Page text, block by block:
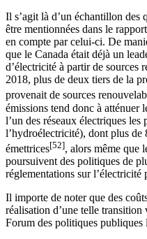
Il s’agit là d’un échantillon des
être mentionnées dans le
en compte par celui-ci. De
que le Canada était déjà un
d’électricité à partir de sources
2018, plus de deux tiers de la
provenait de sources
émissions tend donc à atténuer
l’un des réseaux électriques
l’hydroélectricité), dont plus de
émettrices[52], alors même que
poursuivent des politiques de
réglementations sur l’électricité
Il importe de noter que des
réalisation d’une telle
Forum des politiques publiques